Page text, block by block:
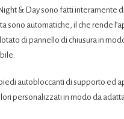
& Day sono fatti interamente
sono automatiche, il che rende
di pannello di chiusura in
piedi autobloccanti di supporto
personalizzati in modo da